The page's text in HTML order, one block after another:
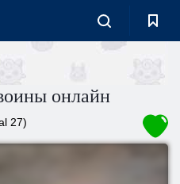
онлайн
27)